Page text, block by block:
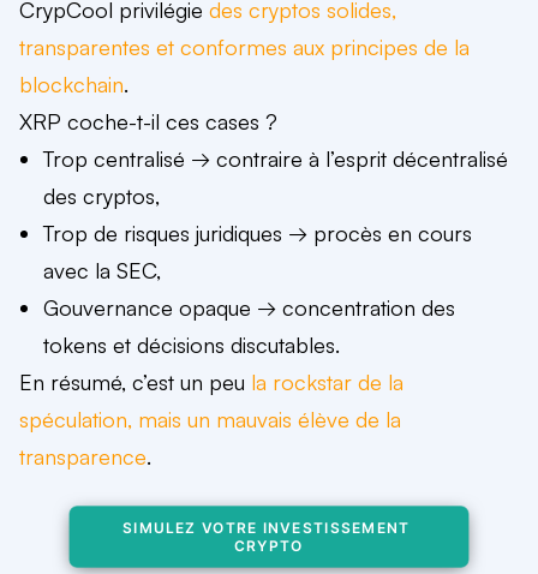
CrypCool privilégie des cryptos solides,
transparentes et conformes aux principes de la
blockchain.
XRP coche-t-il ces cases ?
Trop centralisé → contraire à l’esprit décentralisé
des cryptos,
Trop de risques juridiques → procès en cours
avec la SEC,
Gouvernance opaque → concentration des
tokens et décisions discutables.
En résumé, c’est un peu la rockstar de la
spéculation, mais un mauvais élève de la
transparence.
SIMULEZ VOTRE INVESTISSEMENT
CRYPTO